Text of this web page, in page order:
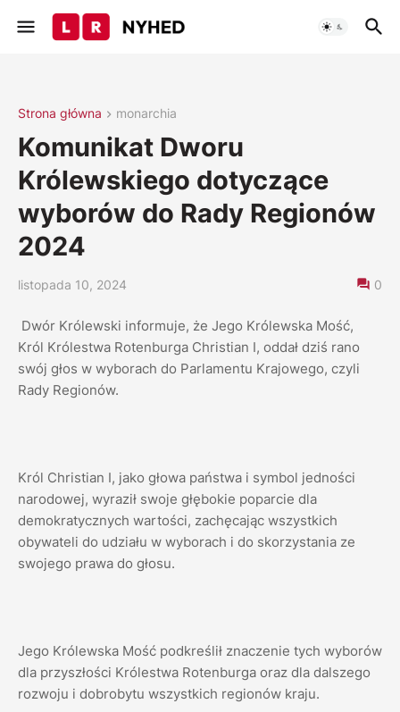
Strona główna monarchia
Komunikat Dworu
Królewskiego dotyczące
wyborów do Rady Regionów
2024
listopada 10, 2024 0
Dwór Królewski informuje, że Jego Królewska Mość,
Król Królestwa Rotenburga Christian I, oddał dziś rano
swój głos w wyborach do Parlamentu Krajowego, czyli
Rady Regionów.
Król Christian I, jako głowa państwa i symbol jedności
narodowej, wyraził swoje głębokie poparcie dla
demokratycznych wartości, zachęcając wszystkich
obywateli do udziału w wyborach i do skorzystania ze
swojego prawa do głosu.
Jego Królewska Mość podkreślił znaczenie tych wyborów
dla przyszłości Królestwa Rotenburga oraz dla dalszego
rozwoju i dobrobytu wszystkich regionów kraju.